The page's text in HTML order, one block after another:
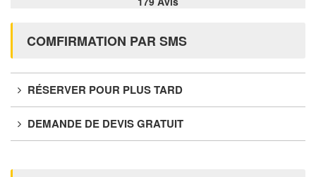
COMFIRMATION PAR SMS
RÉSERVER POUR PLUS TARD
DEMANDE DE DEVIS GRATUIT